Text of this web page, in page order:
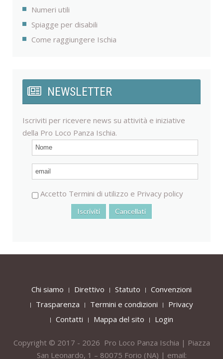
Numeri utili
Spiagge per disabili
Come raggiungere Ischia
NEWSLETTER
Iscriviti per ricevere news su attività e iniziative
della Pro Loco Panza Ischia.
Accetto Termini di utilizzo e Privacy policy
Chi siamo Direttivo Statuto
Convenzioni
Trasparenza
Termini e condizioni
Privacy
Contatti
Mappa del sito Login
Copyright © 2017 - 2026 Pro Loco Panza Ischia | Piazza
San Leonardo, 1 – 80075 Forio (NA) | email: